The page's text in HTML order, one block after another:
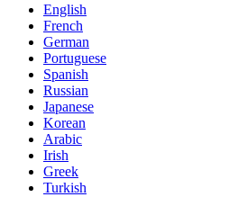
English
French
German
Portuguese
Spanish
Russian
Japanese
Korean
Arabic
Irish
Greek
Turkish